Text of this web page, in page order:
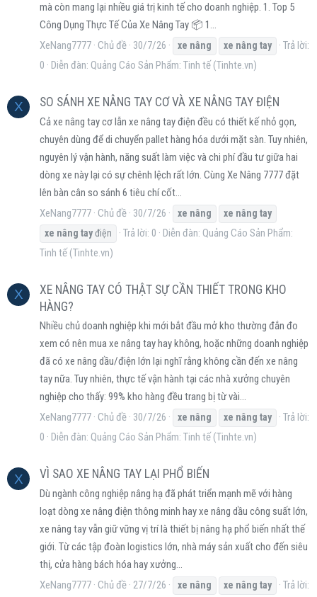
mà còn mang lại nhiều giá trị kinh tế cho doanh nghiệp. 1. Top 5
Công Dụng Thực Tế Của Xe Nâng Tay 📦 1...
XeNang7777 Chủ đề 30/7/26 xe nâng xe nâng tay
Trả lời:
0
Diễn đàn: Quảng Cáo Sản Phẩm: Tinh tế (Tinhte.vn)
X SO SÁNH XE NÂNG TAY CƠ VÀ XE NÂNG TAY ĐIỆN
Cả xe nâng tay cơ lẫn xe nâng tay điện đều có thiết kế nhỏ gọn,
chuyên dùng để di chuyển pallet hàng hóa dưới mặt sàn. Tuy nhiên,
nguyên lý vận hành, năng suất làm việc và chi phí đầu tư giữa hai
dòng xe này lại có sự chênh lệch rất lớn. Cùng Xe Nâng 7777 đặt
lên bàn cân so sánh 6 tiêu chí cốt...
XeNang7777 Chủ đề 30/7/26 xe nâng xe nâng tay
xe nâng tayđiện Trả lời: 0 Diễn đàn: Quảng Cáo Sản Phẩm:
Tinh tế (Tinhte.vn)
X
XE NÂNG TAY CÓ THẬT SỰ CẦN THIẾT TRONG KHO
HÀNG?
Nhiều chủ doanh nghiệp khi mới bắt đầu mở kho thường đắn đo
xem có nên mua xe nâng tay hay không, hoặc những doanh nghiệp
đã có xe nâng dầu/điện lớn lại nghĩ rằng không cần đến xe nâng
tay nữa. Tuy nhiên, thực tế vận hành tại các nhà xưởng chuyên
nghiệp cho thấy: 99% kho hàng đều trang bị từ vài...
XeNang7777 Chủ đề 30/7/26 xe nâng xe nâng tay
Trả lời:
0
Diễn đàn: Quảng Cáo Sản Phẩm: Tinh tế (Tinhte.vn)
X VÌ SAO XE NÂNG TAY LẠI PHỔ BIẾN
Dù ngành công nghiệp nâng hạ đã phát triển mạnh mẽ với hàng
loạt dòng xe nâng điện thông minh hay xe nâng dầu công suất lớn,
xe nâng tay vẫn giữ vững vị trí là thiết bị nâng hạ phổ biến nhất thế
giới. Từ các tập đoàn logistics lớn, nhà máy sản xuất cho đến siêu
thị, cửa hàng bách hóa hay xưởng...
XeNang7777 Chủ đề 27/7/26 xe nâng xe nâng tay
Trả lời: